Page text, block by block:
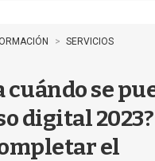
SERVICIOS
cuándo se
digital
el